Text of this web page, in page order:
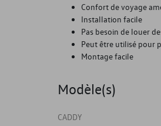
Confort de voyage
Installation facile
Pas besoin de louer
Peut être utilisé pour
Montage facile
Modèle(s)
CADDY